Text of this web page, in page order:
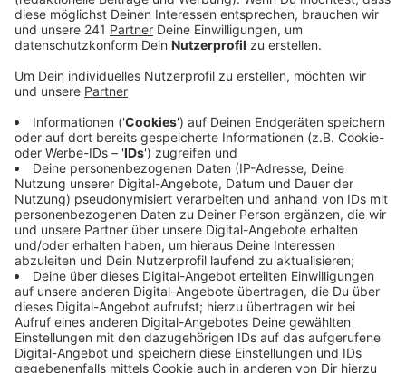
Veröffentlicht:Montag, 27.05.2019 11:39
Anzeige
Organisiert wird die Theaternacht von der
Theatergemeinde BONN. Für 23€ könnt ihr den ganzen
Abend über verschiedene Vorstellungen besuchen und
euch in die Bonner Theaterwelt entführen lassen.
Überall in der Stadt sorgen große und kleine, feste und
freie Bühnen live für Überraschungen. Das Angebot ist
so umfangreich, dass man entweder genau planen
oder sich einfach treiben lassen muss. Nur für einen
Startpunkt muss man sich entscheiden.
Dann kann es die ganze Nacht über an den
verschiedensten Orten weitergehen. Gern zu Fuß, mit